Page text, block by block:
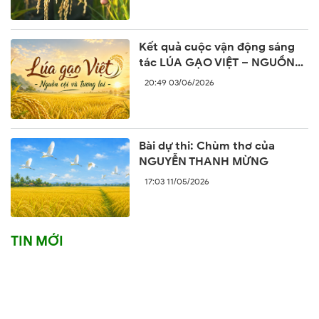
Kết quả cuộc vận động sáng
tác LÚA GẠO VIỆT – NGUỒN
CỘI VÀ TƯƠNG LAI
20:49 03/06/2026
Bài dự thi: Chùm thơ của
NGUYỄN THANH MỪNG
17:03 11/05/2026
TIN MỚI